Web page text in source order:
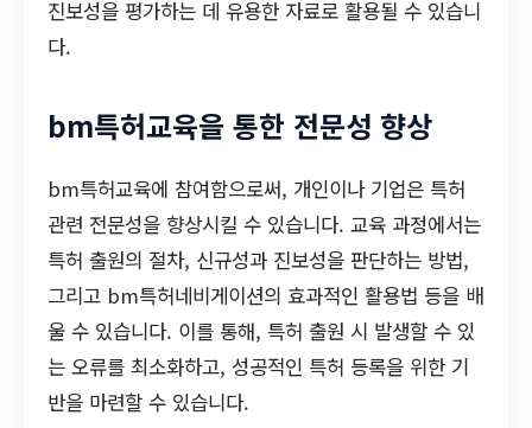
진보성을 평가하는 데 유용한 자료로 활용될 수 있습니
다.
bm특허교육을 통한 전문성 향상
bm특허교육에 참여함으로써, 개인이나 기업은 특허
관련 전문성을 향상시킬 수 있습니다. 교육 과정에서는
특허 출원의 절차, 신규성과 진보성을 판단하는 방법,
그리고 bm특허네비게이션의 효과적인 활용법 등을 배
울 수 있습니다. 이를 통해, 특허 출원 시 발생할 수 있
는 오류를 최소화하고, 성공적인 특허 등록을 위한 기
반을 마련할 수 있습니다.